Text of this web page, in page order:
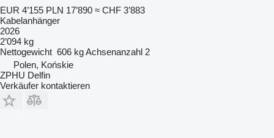
EUR 4’155 PLN 17’890 ≈ CHF 3’883
Kabelanhänger
2026
2’094 kg
Nettogewicht 606 kgAchsenanzahl 2
Polen, Końskie
ZPHU Delfin
Verkäufer kontaktieren